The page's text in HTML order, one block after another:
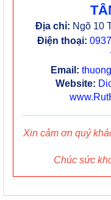
Địa chỉ: Ngõ 10
Điện thoại:
Email:
Website:
Xin cảm ơn quý
Chúc sức